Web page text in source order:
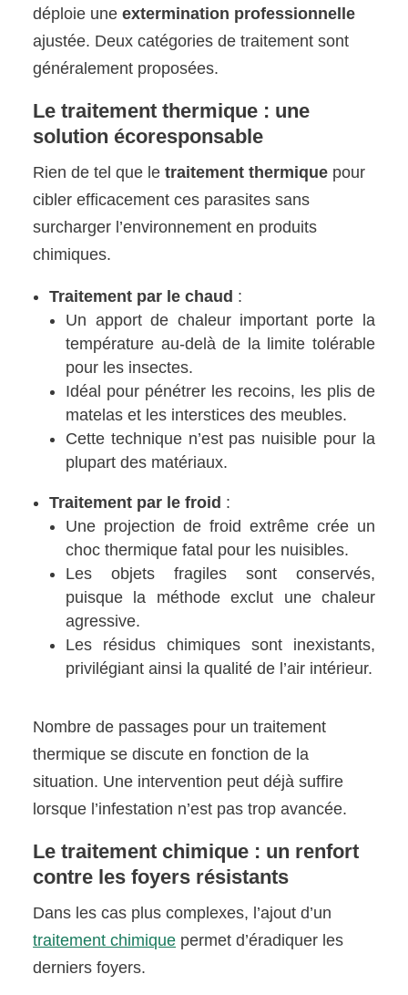
déploie uneextermination professionnelle
ajustée. Deux catégories de traitement sont
généralement proposées.
Le traitement thermique : une
solution écoresponsable
Rien de tel que letraitement thermique pour
cibler efficacement ces parasites sans
surcharger l’environnement en produits
chimiques.
Traitement par le chaud :
Un apport de chaleur important porte la
température au-delà de la limite tolérable
pour les insectes.
Idéal pour pénétrer les recoins, les plis de
matelas et les interstices des meubles.
Cette technique n’est pas nuisible pour la
plupart des matériaux.
Traitement par le froid :
Une projection de froid extrême crée un
choc thermique fatal pour les nuisibles.
Les objets fragiles sont conservés,
puisque la méthode exclut une chaleur
agressive.
Les résidus chimiques sont inexistants,
privilégiant ainsi la qualité de l’air intérieur.
Nombre de passages pour un traitement
thermique se discute en fonction de la
situation. Une intervention peut déjà suffire
lorsque l’infestation n’est pas trop avancée.
Le traitement chimique : un renfort
contre les foyers résistants
Dans les cas plus complexes, l’ajout d’un
traitement chimique permet d’éradiquer les
derniers foyers.